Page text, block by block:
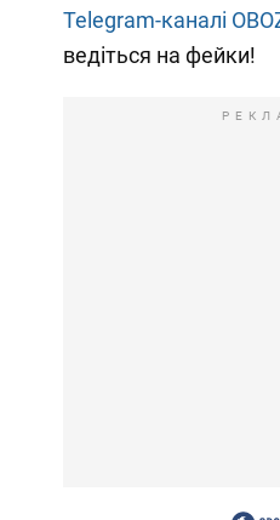
Telegram-каналі
ведіться на фейки!